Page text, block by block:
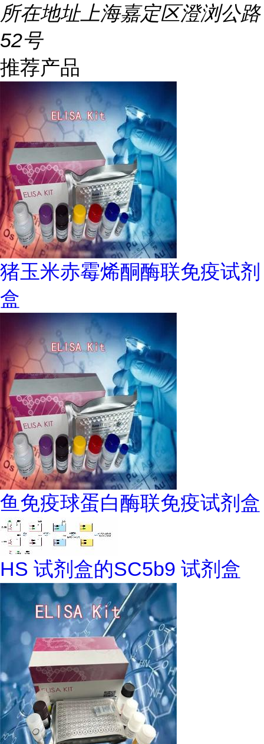
所在地址上海嘉定区澄浏公路
52号
推荐产品
猪玉米赤霉烯酮酶联免疫试剂
盒
鱼免疫球蛋白酶联免疫试剂盒
HS 试剂盒的SC5b9 试剂盒